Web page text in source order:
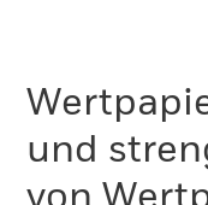
und